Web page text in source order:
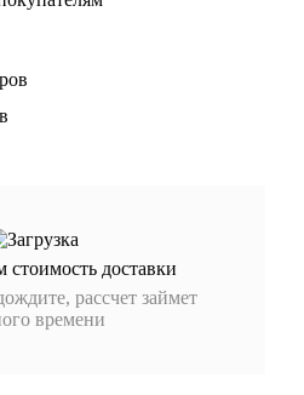
стоимость доставки
рассчет займет
времени